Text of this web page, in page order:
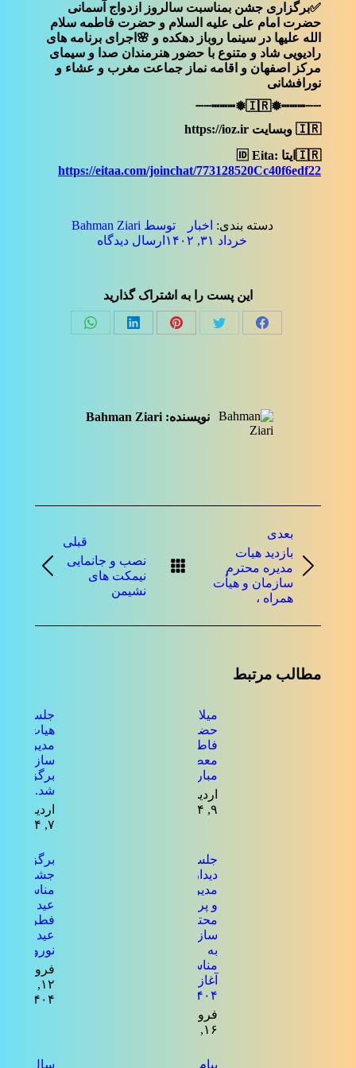
✅برگزاری جشن بمناسبت سالروز ازدواج آسمانی
حضرت امام علی علیه السلام و حضرت فاطمه سلام
الله علیها در سینما روباز دهکده و 🌸اجرای برنامه های
رادیویی شاد و متنوع با حضور هنرمندان صدا و سیمای
مرکز اصفهان و اقامه نماز جماعت مغرب و عشاء و
نورافشانی
┄┄┅┅┅❅🇮🇷❅┅┅┅┄┄
🇮🇷 وبسایت https://ioz.ir
🇮🇷ایتا 🆔 Eita:
https://eitaa.com/joinchat/773128520Cc40f6edf22
دسته بندی: اخبار توسط Bahman Ziari
خرداد ۳۱, ۱۴۰۲
ارسال دیدگاه
این پست را به اشتراک گذارید
Share
Share
Share
Share
Share
نویسنده:
نوشته
قبلی
نوشته
نصب و جانمایی
نیمکت های
نشیمن
بعدی
نوشته
بعدی:
بازدید هیات
مدیره محترم
سازمان و هیأت
همراه ،
مطالب مرتبط
میلاد
حضرت
فاطمه
معصومه
مبارک باد
اردیبهشت
۹, ۱۴۰۴
جلسه ی
هیات
مدیره
سازمان
برگزار
شد.
اردیبهشت
۷, ۱۴۰۴
جلسه
دیدار
مدیرعامل
و پرسنل
محترم
سازمان
به
مناسبت
آغاز سال
۱۴۰۴
فروردین
۱۶, ۱۴۰۴
برگزاری
جشن به
مناسبت
عید
فطر و
عید
نوروز
فروردین
۱۲,
۱۴۰۴
پیام تبریک سال